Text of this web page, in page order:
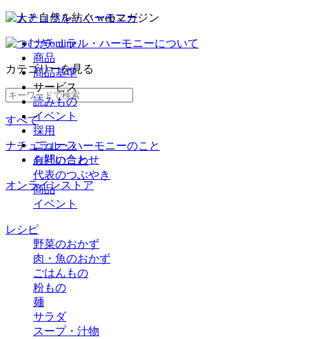
ナチュラル・ハーモニーについて
商品
商品基準
サービス
読みもの
イベント
採用
ニュース
お問い合わせ
オンラインストア
カテゴリーを見る
すべて
ナチュラル・ハーモニーのこと
会社のこと
代表のつぶやき
商品
イベント
レシピ
野菜のおかず
肉・魚のおかず
ごはんもの
粉もの
麺
サラダ
スープ・汁物